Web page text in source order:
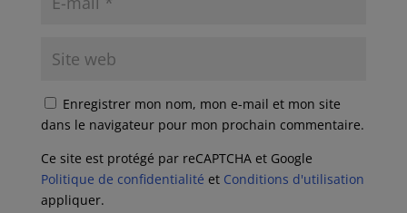
Enregistrer mon nom, mon e-mail et mon site
dans le navigateur pour mon prochain commentaire.
Ce site est protégé par reCAPTCHA et Google
Politique de confidentialité et Conditions d'utilisation
appliquer.